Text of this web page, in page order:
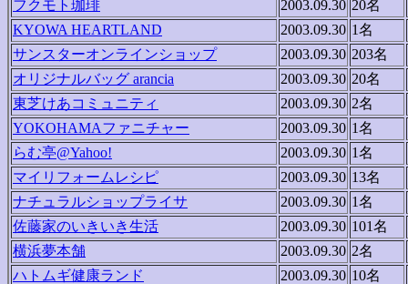
フクモト珈琲
2003.09.30 20名
KYOWA HEARTLAND
2003.09.30 1名
サンスターオンラインショップ
2003.09.30 203名
オリジナルバッグ arancia
2003.09.30 20名
東芝けあコミュニティ
2003.09.30 2名
YOKOHAMAファニチャー
2003.09.30 1名
らむ亭@Yahoo!
2003.09.30 1名
マイリフォームレシピ
2003.09.30 13名
ナチュラルショップライサ
2003.09.30 1名
佐藤家のいきいき生活
2003.09.30 101名
横浜夢本舗
2003.09.30 2名
ハトムギ健康ランド
2003.09.30 10名